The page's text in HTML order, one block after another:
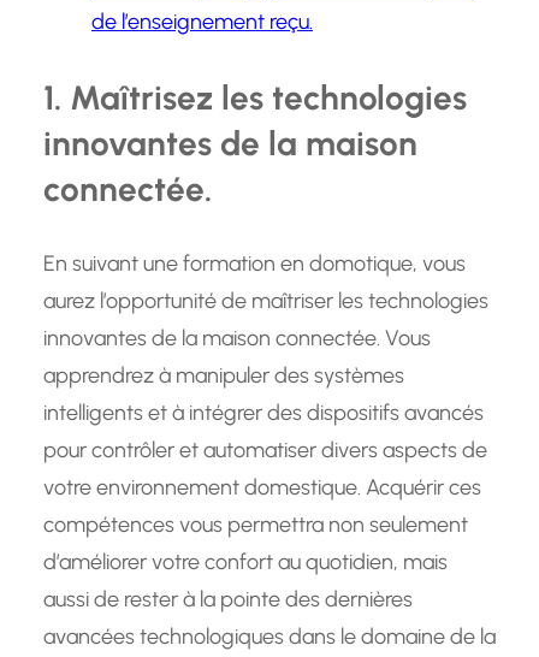
de l’enseignement reçu.
1. Maîtrisez les technologies
innovantes de la maison
connectée.
En suivant une formation en domotique, vous
aurez l’opportunité de maîtriser les technologies
innovantes de la maison connectée. Vous
apprendrez à manipuler des systèmes
intelligents et à intégrer des dispositifs avancés
pour contrôler et automatiser divers aspects de
votre environnement domestique. Acquérir ces
compétences vous permettra non seulement
d’améliorer votre confort au quotidien, mais
aussi de rester à la pointe des dernières
avancées technologiques dans le domaine de la